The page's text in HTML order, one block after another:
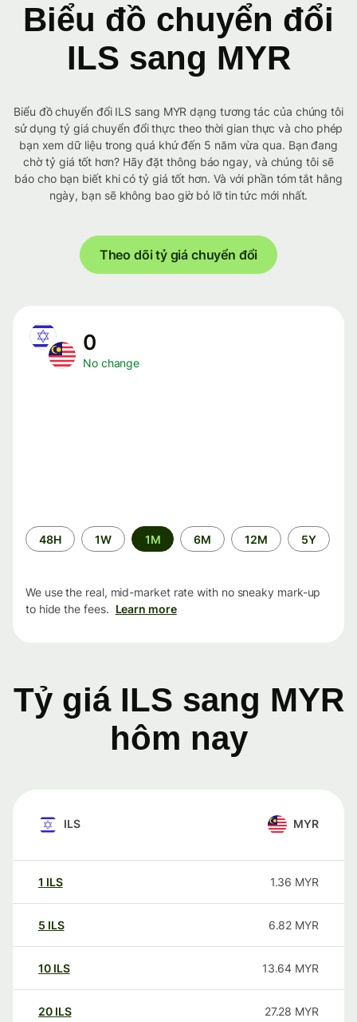
Biểu đồ chuyển đổi
ILS sang MYR
Biểu đồ chuyển đổi ILS sang MYR dạng tương tác của chúng tôi
sử dụng tỷ giá chuyển đổi thực theo thời gian thực và cho phép
bạn xem dữ liệu trong quá khứ đến 5 năm vừa qua. Bạn đang
chờ tỷ giá tốt hơn? Hãy đặt thông báo ngay, và chúng tôi sẽ
báo cho bạn biết khi có tỷ giá tốt hơn. Và với phần tóm tắt hằng
ngày, bạn sẽ không bao giờ bỏ lỡ tin tức mới nhất.
Theo dõi tỷ giá chuyển đổi
0
No change
Time
period
48H 1W 1M 6M 12M 5Y
We use the real, mid-market rate with no sneaky mark-up
to hide the fees. Learn more
Tỷ giá ILS sang MYR
hôm nay
ILS MYR
1 ILS 1.36 MYR
5 ILS 6.82 MYR
10 ILS 13.64 MYR
20 ILS 27.28 MYR